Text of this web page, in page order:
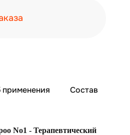
Состав
No1 - Терапевтический